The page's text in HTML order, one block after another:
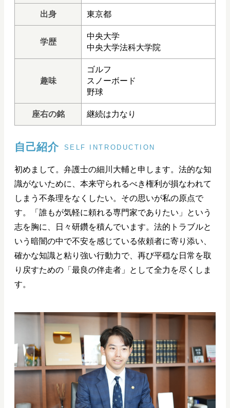
出身 東京都
学歴
中央大学
中央大学法科大学院
趣味
ゴルフ
スノーボード
野球
座右の銘 継続は力なり
自己紹介 SELF INTRODUCTION
初めまして。弁護士の細川大輔と申します。法的な知
識がないために、本来守られるべき権利が損なわれて
しまう不条理をなくしたい。その思いが私の原点で
す。「誰もが気軽に頼れる専門家でありたい」という
志を胸に、日々研鑽を積んでいます。法的トラブルと
いう暗闇の中で不安を感じている依頼者に寄り添い、
確かな知識と粘り強い行動力で、再び平穏な日常を取
り戻すための「最良の伴走者」として全力を尽くしま
す。